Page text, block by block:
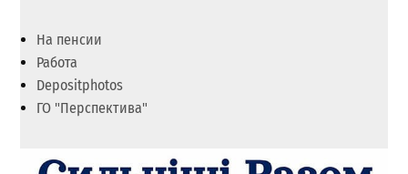
На пенсии
Работа
Depositphotos
ГО "Перспектива"